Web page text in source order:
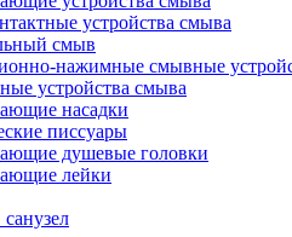
устройства смыва
смыв
нажимные смывные
устройства смыва
насадки
писсуары
душевые головки
лейки